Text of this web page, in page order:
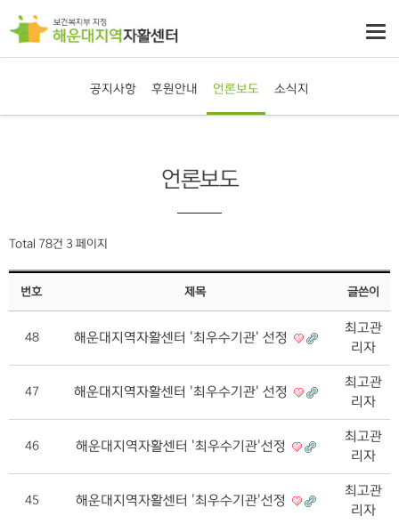
공지사항 후원안내 언론보도 소식지
언론보도
Total 78건 3 페이지
번호 제목 글쓴이
48 해운대지역자활센터 '최우수기관' 선정
최고관
리자
47 해운대지역자활센터 '최우수기관' 선정
최고관
리자
46 해운대지역자활센터 '최우수기관'선정
최고관
리자
45 해운대지역자활센터 '최우수기관'선정
최고관
리자